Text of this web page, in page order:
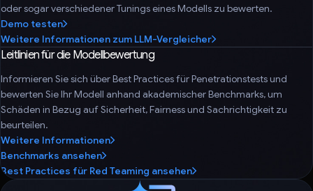
oder sogar verschiedener Tunings eines Modells zu bewerten.
Demo testen
Weitere Informationen zum LLM-Vergleicher
Leitlinien für die Modellbewertung
Informieren Sie sich über Best Practices für Penetrationstests und
bewerten Sie Ihr Modell anhand akademischer Benchmarks, um
Schäden in Bezug auf Sicherheit, Fairness und Sachrichtigkeit zu
beurteilen.
Weitere Informationen
Benchmarks ansehen
Best Practices für Red Teaming ansehen